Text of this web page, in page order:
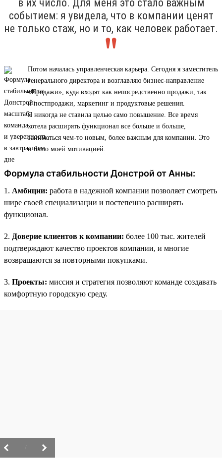
в их число. Для меня это стало важным
событием: я увидела, что в компании ценят
не только стаж, но и то, как человек работает.
Потом началась управленческая карьера. Сегодня я заместитель
генерального директора и возглавляю бизнес-направление
«Продажи», куда входят как непосредственно продажи, так
и постпродажи, маркетинг и продуктовые решения.
Я никогда не ставила целью само повышение. Все время
хотела расширять функционал все больше и больше,
заниматься чем-то новым, более важным для компании. Это
и было моей мотивацией.
Формула стабильности Донстрой от Анны:
1. Амбиции: работа в надежной компании позволяет смотреть
шире своей специализации и постепенно расширять
функционал.
2. Доверие клиентов к компании: более 100 тыс. жителей
подтверждают качество проектов компании, и многие
возвращаются за повторными покупками.
3. Проекты: миссия и стратегия позволяют команде создавать
комфортную городскую среду.